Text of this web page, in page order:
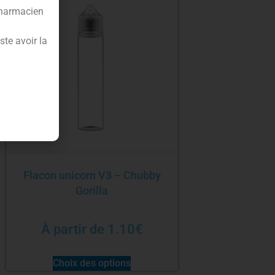
Flacon unicorn V3 – Chubby
Gorilla
À partir de 1.10€
Choix des options
avoir la